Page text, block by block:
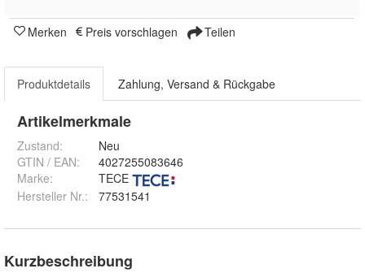
Merken Preis vorschlagen Teilen
Produktdetails Zahlung, Versand & Rückgabe
Artikelmerkmale
Zustand:
Neu
GTIN / EAN:
4027255083646
Marke:
TECE
Hersteller Nr.:
77531541
Kurzbeschreibung